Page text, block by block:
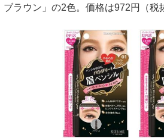
ブラウン」の2色。価格は972円（税